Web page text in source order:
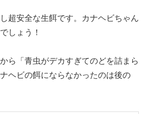
超安全な生餌です。カナヘビちゃん
しょう！
ら「青虫がデカすぎてのどを詰まら
ヘビの餌にならなかったのは後の